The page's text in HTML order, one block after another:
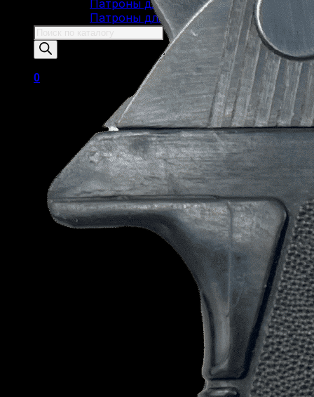
Патроны для нарезного оружия
Патроны для ОООП
Поиск
товаров
0
Корзина пуста.
Вернуться в магазин